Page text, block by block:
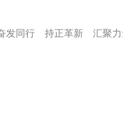
发同行 持正革新 汇聚力